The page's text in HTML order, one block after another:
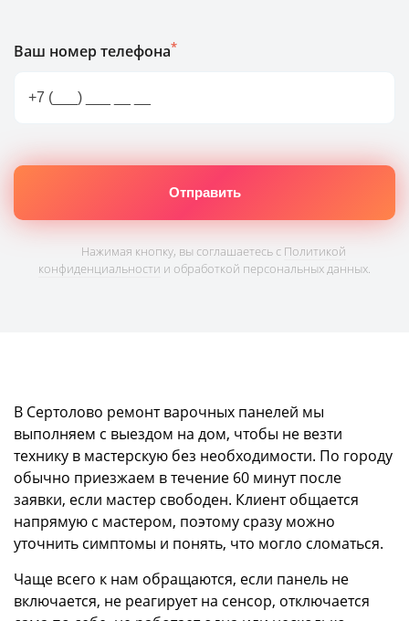
Ваш номер телефона*
Нажимая кнопку, вы соглашаетесь с Политикой
конфиденциальности и обработкой персональных данных.
В Сертолово ремонт варочных панелей мы
выполняем с выездом на дом, чтобы не везти
технику в мастерскую без необходимости. По городу
обычно приезжаем в течение 60 минут после
заявки, если мастер свободен. Клиент общается
напрямую с мастером, поэтому сразу можно
уточнить симптомы и понять, что могло сломаться.
Чаще всего к нам обращаются, если панель не
включается, не реагирует на сенсор, отключается